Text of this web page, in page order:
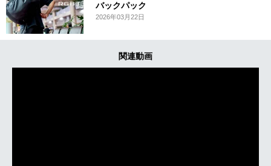
バックパック
2026年03月22日
関連動画